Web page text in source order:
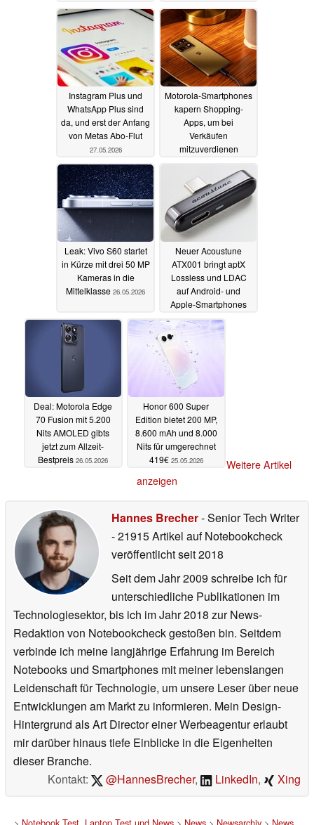
04.06.2026
Instagram Plus und
WhatsApp Plus sind
da, und erst der Anfang
von Metas Abo-Flut
27.05.2026
Motorola-Smartphones
kapern Shopping-
Apps, um bei
Verkäufen
mitzuverdienen
26.05.2026
Leak: Vivo S60 startet
in Kürze mit drei 50 MP
Kameras in die
Mittelklasse 26.05.2026
Neuer Acoustune
ATX001 bringt aptX
Lossless und LDAC
auf Android- und
Apple-Smartphones
26.05.2026
Deal: Motorola Edge
70 Fusion mit 5.200
Nits AMOLED gibts
jetzt zum Allzeit-
Bestpreis 26.05.2026
Honor 600 Super
Edition bietet 200 MP,
8.600 mAh und 8.000
Nits für umgerechnet
419€ 25.05.2026
Weitere Artikel
anzeigen
Hannes Brecher- Senior Tech Writer
- 21915 Artikel auf Notebookcheck
veröffentlichtseit 2018
Seit dem Jahr 2009 schreibe ich für
unterschiedliche Publikationen im
Technologiesektor, bis ich im Jahr 2018 zur News-
Redaktion von Notebookcheck gestoßen bin. Seitdem
verbinde ich meine langjährige Erfahrung im Bereich
Notebooks und Smartphones mit meiner lebenslangen
Leidenschaft für Technologie, um unsere Leser über neue
Entwicklungen am Markt zu informieren. Mein Design-
Hintergrund als Art Director einer Werbeagentur erlaubt
mir darüber hinaus tiefe Einblicke in die Eigenheiten
dieser Branche.
Kontakt:
@HannesBrecher, LinkedIn, Xing